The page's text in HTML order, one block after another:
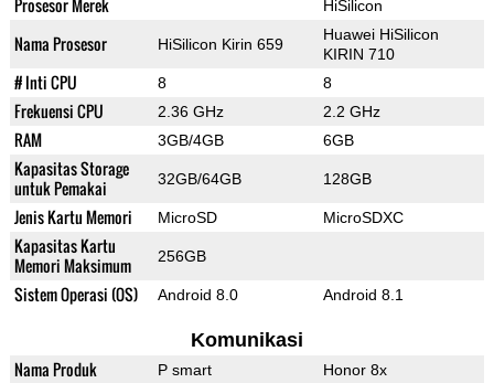
Prosesor Merek HiSilicon
Nama Prosesor HiSilicon Kirin 659
Huawei HiSilicon
KIRIN 710
# Inti CPU 8 8
Frekuensi CPU 2.36 GHz 2.2 GHz
RAM 3GB/4GB 6GB
Kapasitas Storage
untuk Pemakai
32GB/64GB 128GB
Jenis Kartu Memori MicroSD MicroSDXC
Kapasitas Kartu
Memori Maksimum
256GB
Sistem Operasi (OS) Android 8.0 Android 8.1
Komunikasi
Nama Produk P smart Honor 8x